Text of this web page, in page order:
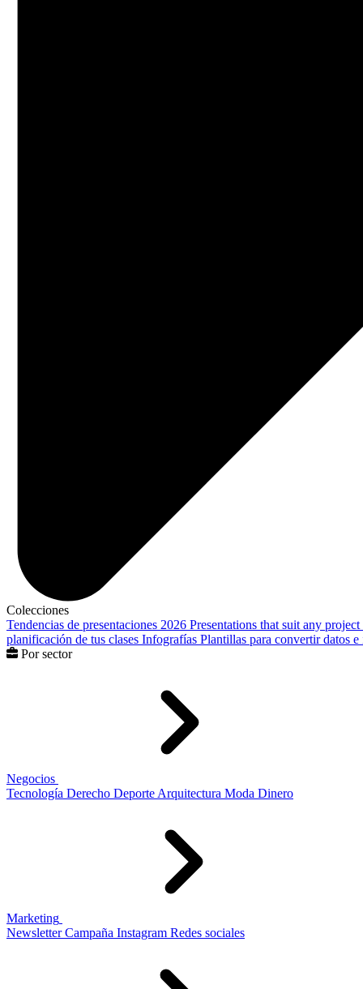
Colecciones
Tendencias de presentaciones 2026 Presentations that suit any project
planificación de tus clases Infografías Plantillas para convertir datos
Por sector
Negocios
Tecnología Derecho Deporte Arquitectura Moda Dinero
Marketing
Newsletter Campaña Instagram Redes sociales